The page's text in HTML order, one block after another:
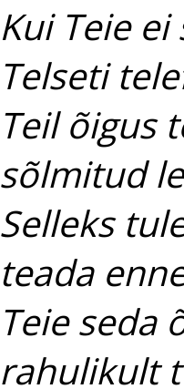
Kui Teie
Telseti
Teil õigus
sõlmitud
Selleks
teada
Teie seda
rahulikult